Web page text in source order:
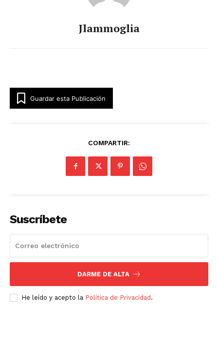
Jlammoglia
Guardar esta Publicación
COMPARTIR:
Suscríbete
DARME DE ALTA
He leído y acepto la Política de Privacidad .